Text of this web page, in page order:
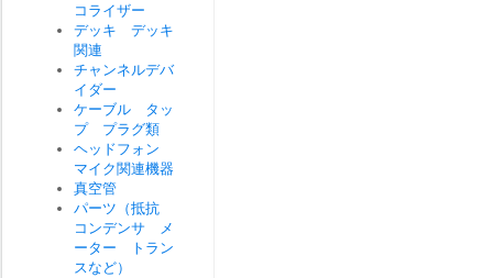
コライザー
デッキ デッキ
関連
チャンネルデバ
イダー
ケーブル タッ
プ プラグ類
ヘッドフォン
マイク関連機器
真空管
パーツ（抵抗
コンデンサ メ
ーター トラン
スなど）